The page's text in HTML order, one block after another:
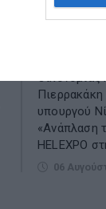
Οικονομίας
υπουργού
«Ανάπλαση
HELEXPO
06